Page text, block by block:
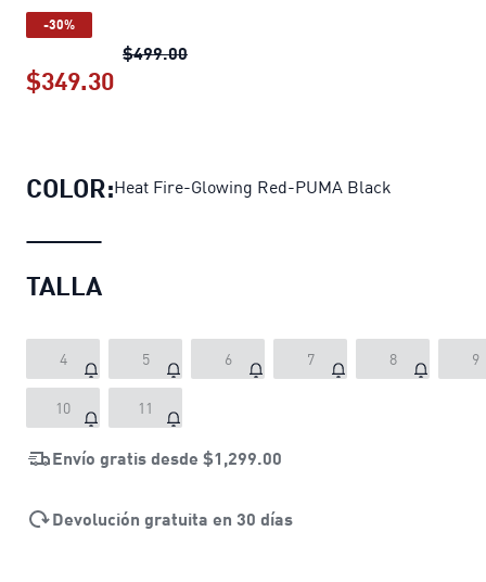
-30%
$499.00Guantes de portero PUMA ULTRA
$349.30
COLOR:Heat Fire-Glowing Red-PUMA Black
TALLA
4 5 6 7 8 9
10 11
Envío gratis desde $1,299.00
Devolución gratuita en 30 días